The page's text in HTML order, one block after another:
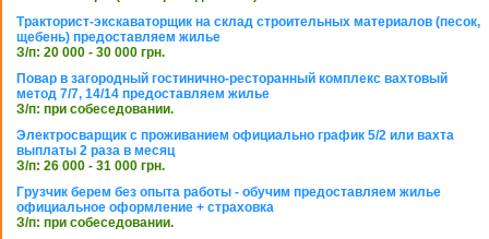
Тракторист-экскаваторщик на склад строительных материалов (песок,
щебень) предоставляем жилье
З/п: 20 000 - 30 000 грн.
Повар в загородный гостинично-ресторанный комплекс вахтовый
метод 7/7, 14/14 предоставляем жилье
З/п: при собеседовании.
Электросварщик с проживанием официально график 5/2 или вахта
выплаты 2 раза в месяц
З/п: 26 000 - 31 000 грн.
Грузчик берем без опыта работы - обучим предоставляем жилье
официальное оформление + страховка
З/п: при собеседовании.